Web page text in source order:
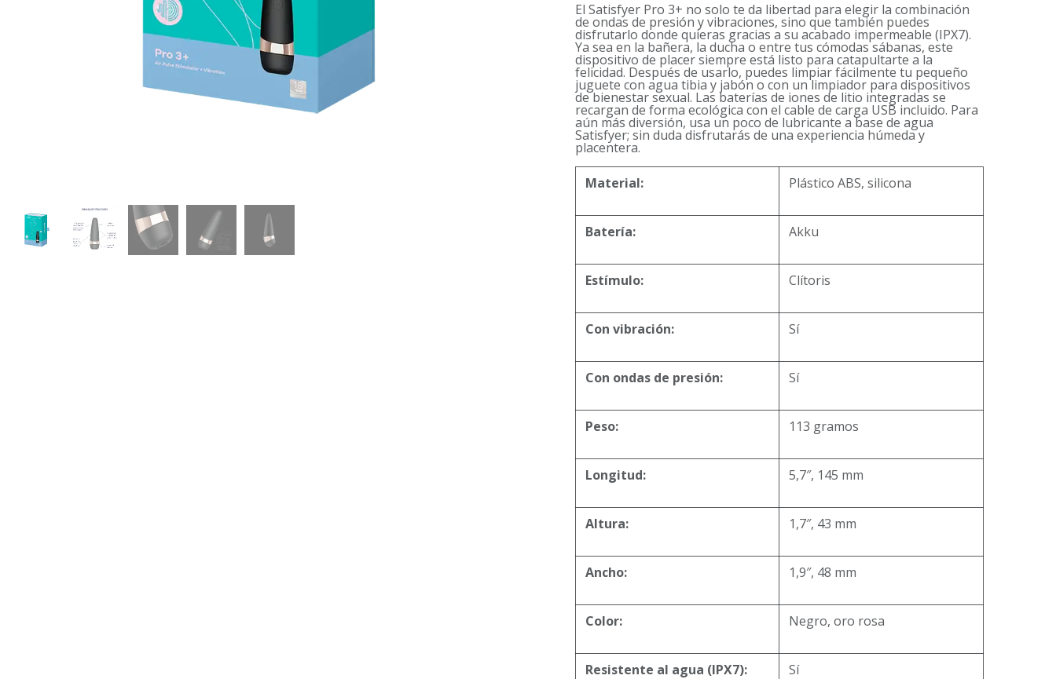
El Satisfyer Pro 3+ no solo te da libertad para elegir la combinación
de ondas de presión y vibraciones, sino que también puedes
disfrutarlo donde quieras gracias a su acabado impermeable (IPX7).
Ya sea en la bañera, la ducha o entre tus cómodas sábanas, este
dispositivo de placer siempre está listo para catapultarte a la
felicidad. Después de usarlo, puedes limpiar fácilmente tu pequeño
juguete con agua tibia y jabón o con un limpiador para dispositivos
de bienestar sexual. Las baterías de iones de litio integradas se
recargan de forma ecológica con el cable de carga USB incluido. Para
aún más diversión, usa un poco de lubricante a base de agua
Satisfyer; sin duda disfrutarás de una experiencia húmeda y
placentera.
Material: Plástico ABS, silicona
Batería: Akku
Estímulo: Clítoris
Con vibración: Sí
Con ondas de presión: Sí
Peso: 113 gramos
Longitud: 5,7″, 145 mm
Altura: 1,7″, 43 mm
Ancho: 1,9″, 48 mm
Color: Negro, oro rosa
Resistente al agua (IPX7): Sí